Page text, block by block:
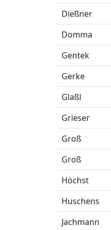
Dießner
Domma
Gentek
Gerke
Glaßl
Grieser
Groß
Groß
Höchst
Huschens
Jachmann